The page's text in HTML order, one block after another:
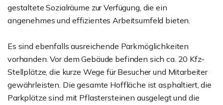
gestaltete Sozialräume zur Verfügung, die ein
angenehmes und effizientes Arbeitsumfeld bieten.
Es sind ebenfalls ausreichende Parkmöglichkeiten
vorhanden. Vor dem Gebäude befinden sich ca. 20 Kfz-
Stellplätze, die kurze Wege für Besucher und Mitarbeiter
gewährleisten. Die gesamte Hoffläche ist asphaltiert, die
Parkplätze sind mit Pflastersteinen ausgelegt und die